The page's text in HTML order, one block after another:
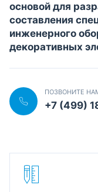
основой для
составления
инженерного
декоративных
ПОЗВОНИТЕ
+7 (499)